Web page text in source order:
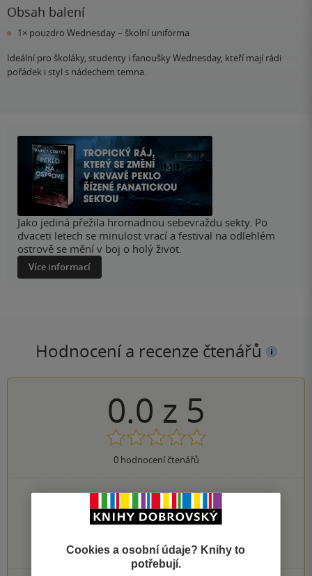
Obsah balení
1× pouzdro Wednesday – školní uniforma
Ideální pro školáky, studenty i fanoušky Wednesday, kteří mají rádi
pořádek i styl s nádechem temna.
Jako jediná přežila hromadnou sebevraždu sekty. Po
dvaceti letech se minulost vrací a festival na odlehlém
ostrově se mění v boj o holý život.
Více informací
Hodnocení a recenze čtenářů
0.0 z 5
0hodnocení čtenářů
0×
0×
4 hvězdičky
0×
3 hvězdičky
0×
1 hvezdička
Cookies a osobní údaje? Knihy to
potřebují.